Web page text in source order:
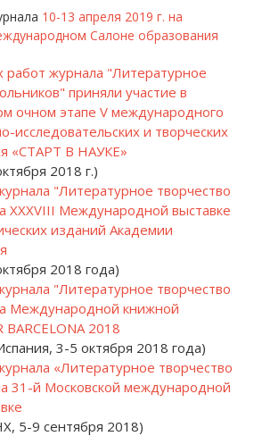
10-13 апреля 2019 г. на
Салоне образования
работ журнала "Литературное
приняли участие в
очном этапе V международного
исследовательских и творческих
«СТАРТ В НАУКЕ»
2018 г.)
"Литературное творчество
XXXVIII Международной выставке
изданий Академии
2018 года)
"Литературное творчество
Международной книжной
BARCELONA 2018
3-5 октября 2018 года)
«Литературное творчество
31-й Московской международной
5-9 сентября 2018)